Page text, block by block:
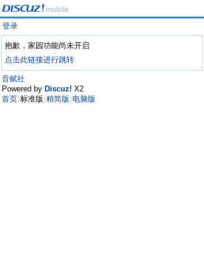
登录
抱歉，家园功能尚未开启
点击此链接进行跳转
音赋社
Powered by Discuz! X2
首页 标准版 精简版 电脑版